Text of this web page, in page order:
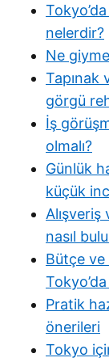
nelerdir?
Ne
Tapınak
görgü
İş
olmalı?
Günlük
küçük
nasıl
Bütçe ve
Pratik
önerileri
Tokyo